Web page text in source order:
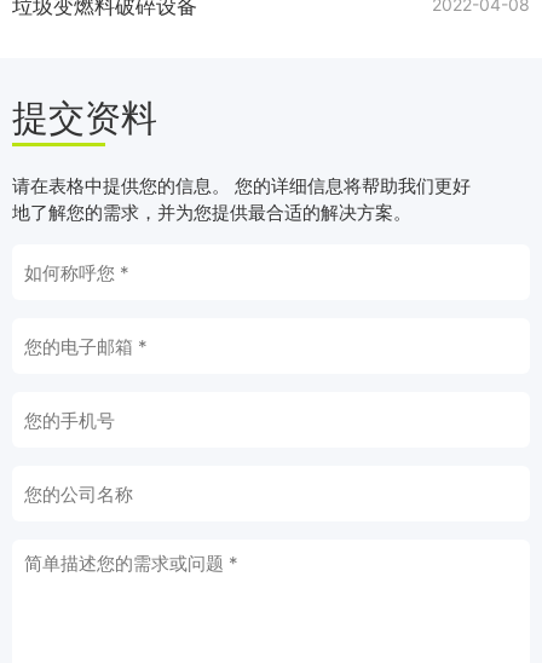
垃圾变燃料破碎设备
提交资料
请在表格中提供您的信息。 您的详细信息将帮助我们更好
地了解您的需求，并为您提供最合适的解决方案。